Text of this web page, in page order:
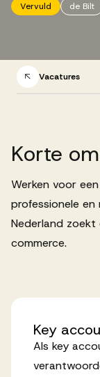
Vervulde
Ons team
Vervuld de Bilt
Vacatures
Korte
Werken voor
professionele en
Nederland
commerce.
Key
Als key